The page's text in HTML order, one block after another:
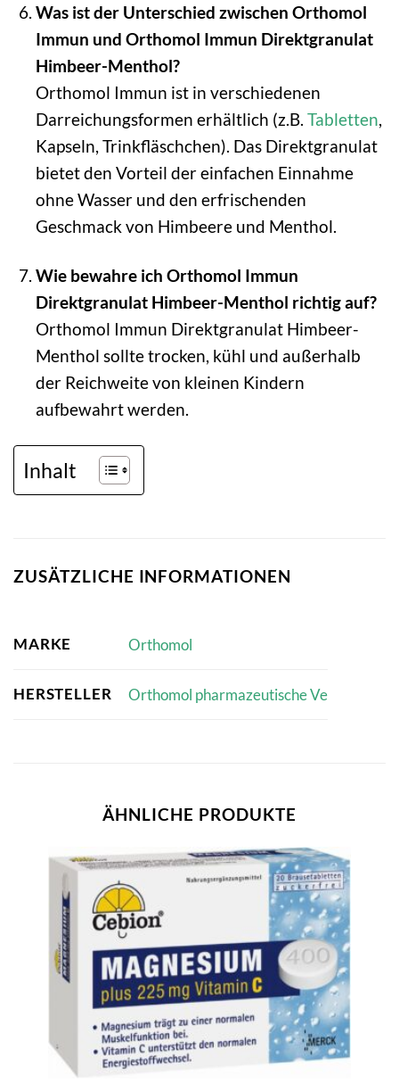
Was ist der Unterschied zwischen Orthomol
Immun und Orthomol Immun Direktgranulat
Himbeer-Menthol?
Orthomol Immun ist in verschiedenen
Darreichungsformen erhältlich (z.B. Tabletten,
Kapseln, Trinkfläschchen). Das Direktgranulat
bietet den Vorteil der einfachen Einnahme
ohne Wasser und den erfrischenden
Geschmack von Himbeere und Menthol.
Wie bewahre ich Orthomol Immun
Direktgranulat Himbeer-Menthol richtig auf?
Orthomol Immun Direktgranulat Himbeer-
Menthol sollte trocken, kühl und außerhalb
der Reichweite von kleinen Kindern
aufbewahrt werden.
Inhalt
ZUSÄTZLICHE INFORMATIONEN
MARKE Orthomol
HERSTELLER Orthomol pharmazeutische Ve
ÄHNLICHE PRODUKTE